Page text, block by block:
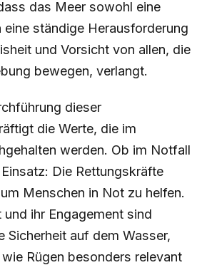
das Meer sowohl eine
ständige Herausforderung
und Vorsicht von allen, die
bewegen, verlangt.
dieser
die Werte, die im
werden. Ob im Notfall
Die Rettungskräfte
Menschen in Not zu helfen.
ihr Engagement sind
Sicherheit auf dem Wasser,
Rügen besonders relevant